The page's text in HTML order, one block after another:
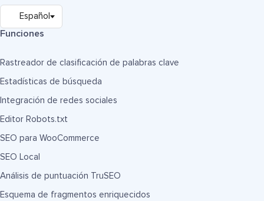
Funciones
Rastreador de clasificación de palabras clave
Estadísticas de búsqueda
Integración de redes sociales
Editor Robots.txt
SEO para WooCommerce
SEO Local
Análisis de puntuación TruSEO
Esquema de fragmentos enriquecidos